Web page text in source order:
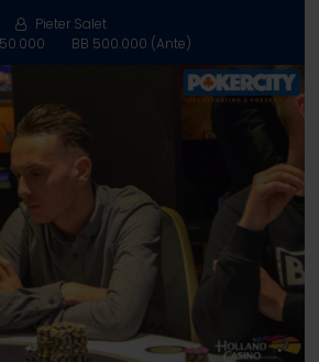
Pieter Salet
BB 500.000 (Ante)